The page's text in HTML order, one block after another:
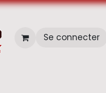
Se connecter